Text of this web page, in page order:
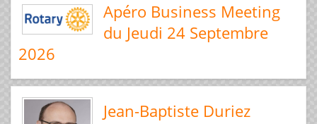
Apéro Business Meeting
du Jeudi 24 Septembre
2026
Jean-Baptiste Duriez